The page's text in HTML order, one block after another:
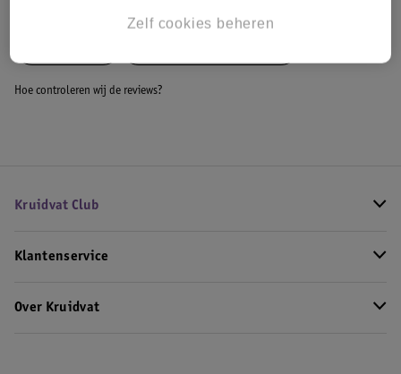
Hoe controleren wij de reviews?
Kruidvat Club
Klantenservice
Over Kruidvat
Zelf cookies beheren